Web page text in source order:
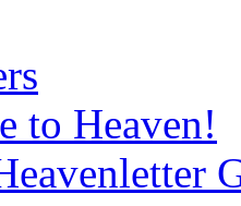
to Heaven!